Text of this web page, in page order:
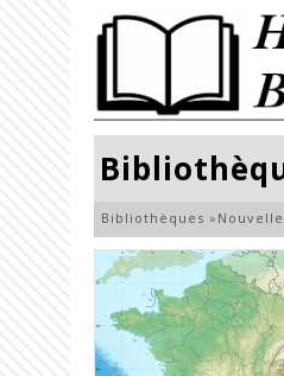
Bibliothèques »